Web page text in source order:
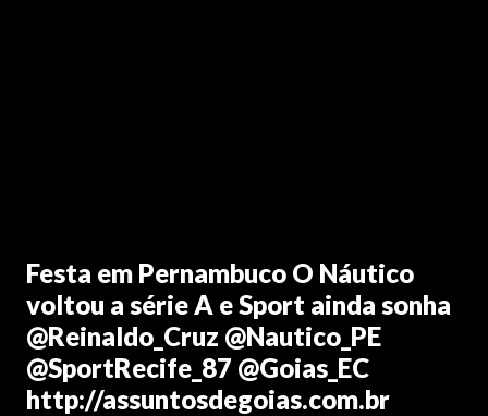
Festa em Pernambuco O Náutico
voltou a série A e Sport ainda sonha
@Reinaldo_Cruz @Nautico_PE
@SportRecife_87 @Goias_EC
http://assuntosdegoias.com.br